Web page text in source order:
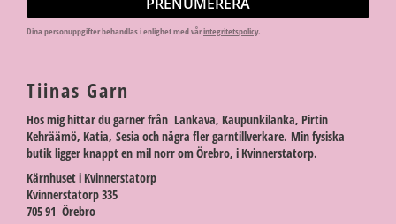
Dina personuppgifter behandlas i enlighet med vårintegritetspolicy.
Tiinas Garn
Hos mig hittar du garner från Lankava, Kaupunkilanka, Pirtin
Kehräämö, Katia, Sesia och några fler garntillverkare. Min fysiska
butik ligger knappt en mil norr om Örebro, i Kvinnerstatorp.
Kärnhuset i Kvinnerstatorp
Kvinnerstatorp 335
705 91 Örebro